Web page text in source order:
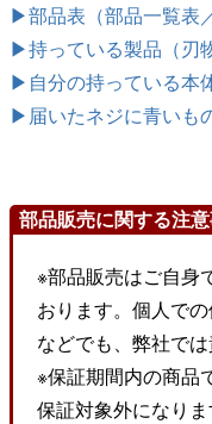
▶部品表（部品一覧表
▶持っている製品（刃
▶自分の持っている本
▶届いたネジに青いも
部品販売に関する注
※部品販売はご自身
おります。個人で
などでも、弊社では
※保証期間内の商品
保証対象外になりま